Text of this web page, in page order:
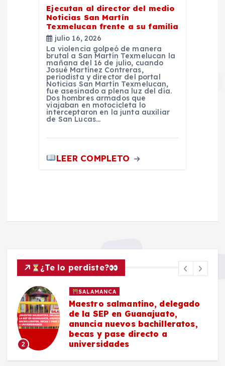
Ejecutan al director del medio
Noticias San Martín
Texmelucan frente a su familia
julio 16, 2026
La violencia golpeó de manera
brutal a San Martín Texmelucan la
mañana del 16 de julio, cuando
Josué Martínez Contreras,
periodista y director del portal
Noticias San Martín Texmelucan,
fue asesinado a plena luz del día.
Dos hombres armados que
viajaban en motocicleta lo
interceptaron en la junta auxiliar
de San Lucas…
LEER COMPLETO
¿Te lo perdiste?
2
SALAMANCA
Maestro salmantino, delegado
de la SEP en Guanajuato,
anuncia nuevos bachilleratos,
becas y pase directo a
universidades